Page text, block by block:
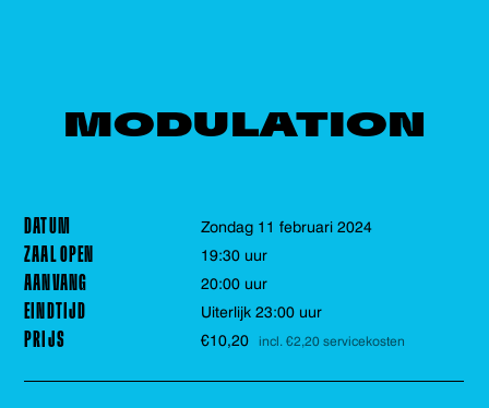
MODULATION
DATUM zondag 11 februari 2024
ZAAL OPEN 19:30 uur
AANVANG 20:00 uur
EINDTIJD Uiterlijk 23:00 uur
PRIJS €10,20 incl. €2,20 servicekosten